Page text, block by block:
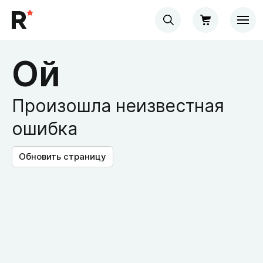
Ой
Произошла неизвестная
ошибка
Обновить страницу